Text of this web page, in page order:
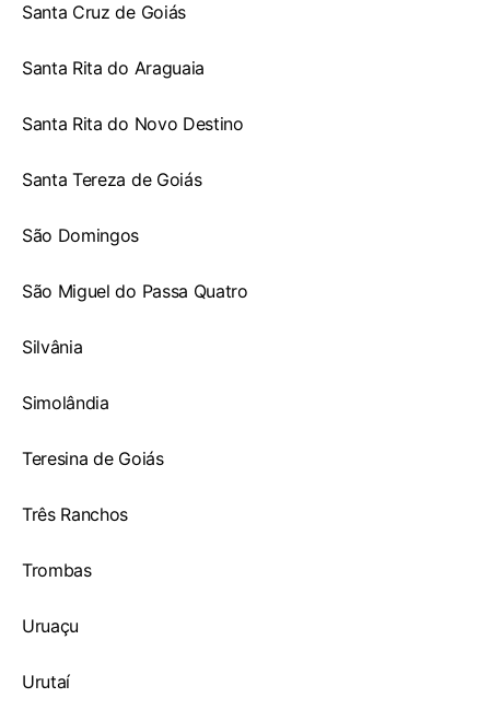
Santa Cruz de Goiás
Santa Rita do Araguaia
Santa Rita do Novo Destino
Santa Tereza de Goiás
São Domingos
São Miguel do Passa Quatro
Silvânia
Simolândia
Teresina de Goiás
Três Ranchos
Trombas
Uruaçu
Urutaí